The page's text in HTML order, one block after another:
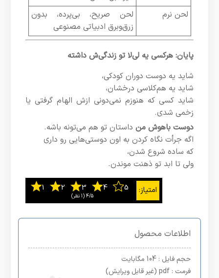
لحن نرم
لحن صریح، بی‌پرده، بدون
زرق‌و‌برق ادبیاتی مصنوعی
پایان: هرکسی یه لی‌لا تو زندگی‌ش داشته
شاید یه دوست دوران کودکی،
شاید یه هم‌کلاسی درخشان،
شاید کسی که هنوزم نمی‌دونی ازش الهام گرفتی یا
زخمی شدی.
دوست باهوش من داستان تو هم می‌تونه باشه.
اگه جرأت نگاه کردن به اون دوستی‌هایی رو داری
که ساده شروع شدن،
ولی تا ابد تو ذهنت موندن.
4/5 ‫(1 نظر)
اطلاعات محصول
حجم فایل : 104 مگابایت
فرمت : pdf (غیر قابل ویرایش)